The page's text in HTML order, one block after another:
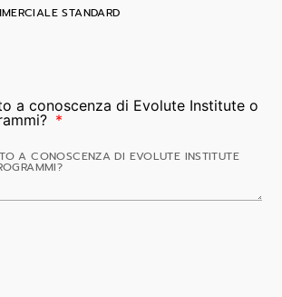
STANDARD
a conoscenza di Evolute Institute o